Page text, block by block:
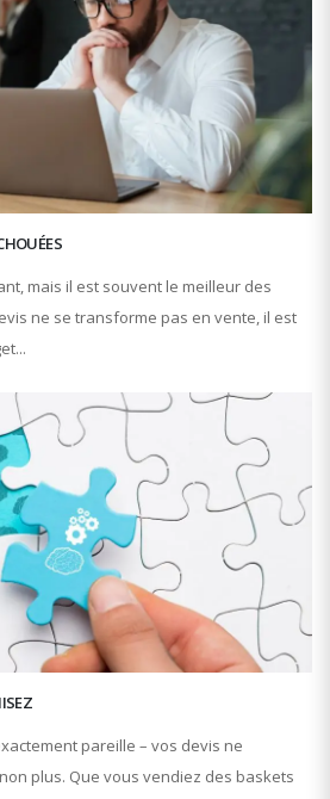
mais il est souvent le meilleur des
ne se transforme pas en vente, il est
pareille – vos devis ne
plus. Que vous vendiez des baskets